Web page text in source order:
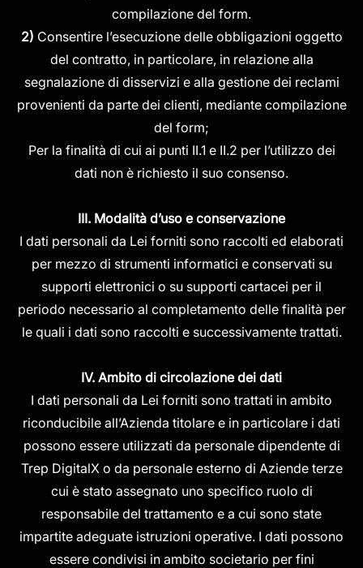
compilazione del form.
2) Consentire l’esecuzione delle obbligazioni oggetto
del contratto, in particolare, in relazione alla
segnalazione di disservizi e alla gestione dei reclami
provenienti da parte dei clienti, mediante compilazione
del form;
Per la finalità di cui ai punti II.1 e II.2 per l’utilizzo dei
dati non è richiesto il suo consenso.
III. Modalità d’uso e conservazione
I dati personali da Lei forniti sono raccolti ed elaborati
per mezzo di strumenti informatici e conservati su
supporti elettronici o su supporti cartacei per il
periodo necessario al completamento delle finalità per
le quali i dati sono raccolti e successivamente trattati.
IV. Ambito di circolazione dei dati
I dati personali da Lei forniti sono trattati in ambito
riconducibile all’Azienda titolare e in particolare i dati
possono essere utilizzati da personale dipendente di
Trep DigitalX o da personale esterno di Aziende terze
cui è stato assegnato uno specifico ruolo di
responsabile del trattamento e a cui sono state
impartite adeguate istruzioni operative. I dati possono
essere condivisi in ambito societario per fini